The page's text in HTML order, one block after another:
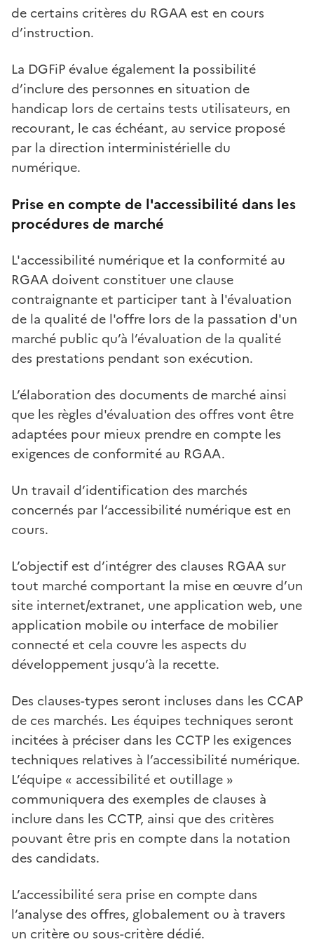
de certains critères du RGAA est en cours
d’instruction.
La DGFiP évalue également la possibilité
d’inclure des personnes en situation de
handicap lors de certains tests utilisateurs, en
recourant, le cas échéant, au service proposé
par la direction interministérielle du
numérique.
Prise en compte de l'accessibilité dans les
procédures de marché
L'accessibilité numérique et la conformité au
RGAA doivent constituer une clause
contraignante et participer tant à l'évaluation
de la qualité de l'offre lors de la passation d'un
marché public qu’à l’évaluation de la qualité
des prestations pendant son exécution.
L’élaboration des documents de marché ainsi
que les règles d'évaluation des offres vont être
adaptées pour mieux prendre en compte les
exigences de conformité au RGAA.
Un travail d’identification des marchés
concernés par l’accessibilité numérique est en
cours.
L’objectif est d’intégrer des clauses RGAA sur
tout marché comportant la mise en œuvre d’un
site internet/extranet, une application web, une
application mobile ou interface de mobilier
connecté et cela couvre les aspects du
développement jusqu’à la recette.
Des clauses-types seront incluses dans les CCAP
de ces marchés. Les équipes techniques seront
incitées à préciser dans les CCTP les exigences
techniques relatives à l’accessibilité numérique.
L’équipe « accessibilité et outillage »
communiquera des exemples de clauses à
inclure dans les CCTP, ainsi que des critères
pouvant être pris en compte dans la notation
des candidats.
L’accessibilité sera prise en compte dans
l’analyse des offres, globalement ou à travers
un critère ou sous-critère dédié.